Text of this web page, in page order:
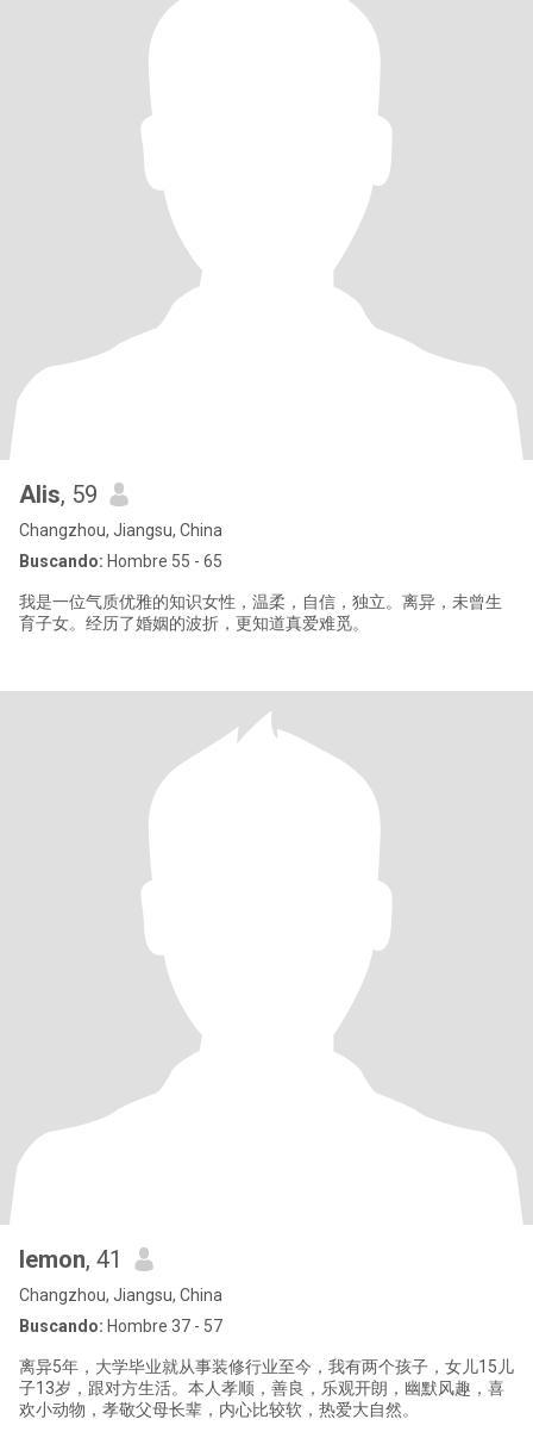
Alis, 59
Changzhou, Jiangsu, China
Buscando: Hombre 55 - 65
我是一位气质优雅的知识女性，温柔，自信，独立。离异，未曾生
育子女。经历了婚姻的波折，更知道真爱难觅。
lemon, 41
Changzhou, Jiangsu, China
Buscando: Hombre 37 - 57
离异5年，大学毕业就从事装修行业至今，我有两个孩子，女儿15儿
子13岁，跟对方生活。本人孝顺，善良，乐观开朗，幽默风趣，喜
欢小动物，孝敬父母长辈，内心比较软，热爱大自然。